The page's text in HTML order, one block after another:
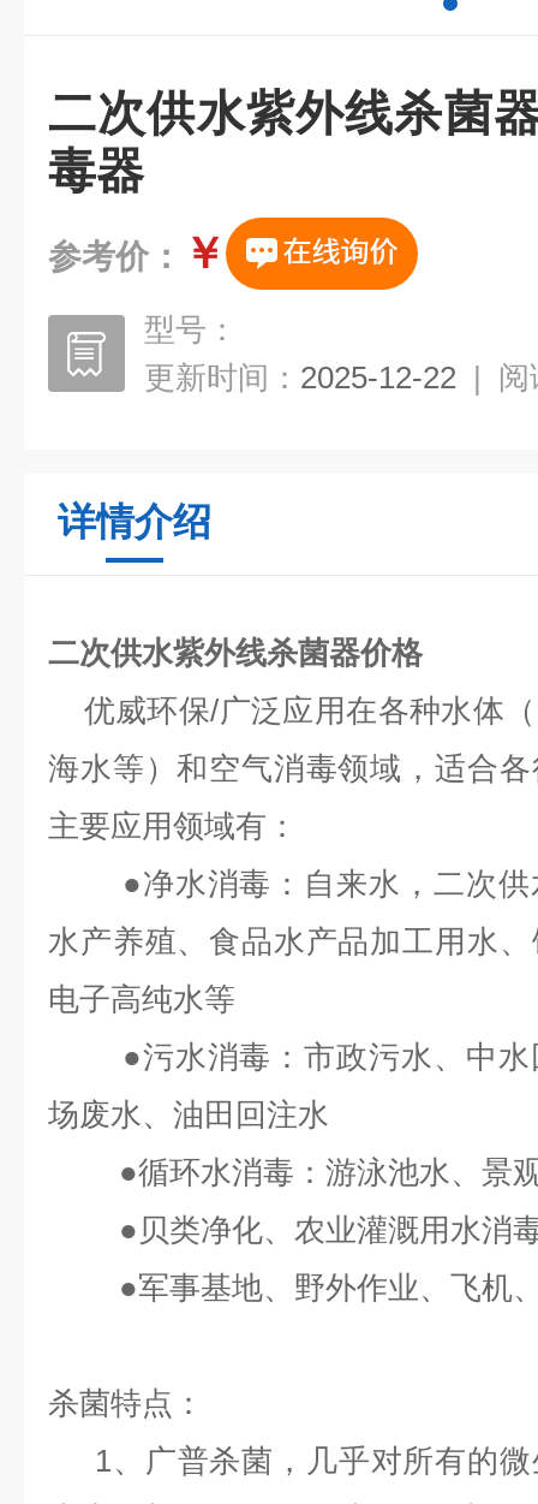
二次供水紫外线杀菌
毒器
参考价： ￥
型号：
更新时间： 2025-12-22 | 阅
详情介绍
二次供水紫外线杀菌器价格
优威环保/广泛应用在各种水体
海水等）和空气消毒领域，适合
主要应用领域有：
●净水消毒：自来水，二次供
水产养殖、食品水产品加工用水
电子高纯水等
●污水消毒：市政污水、中水
场废水、油田回注水
●循环水消毒：游泳池水、景观
●贝类净化、农业灌溉用水消毒
●军事基地、野外作业、飞机、
杀菌特点：
1、广普杀菌，几乎对所有的微